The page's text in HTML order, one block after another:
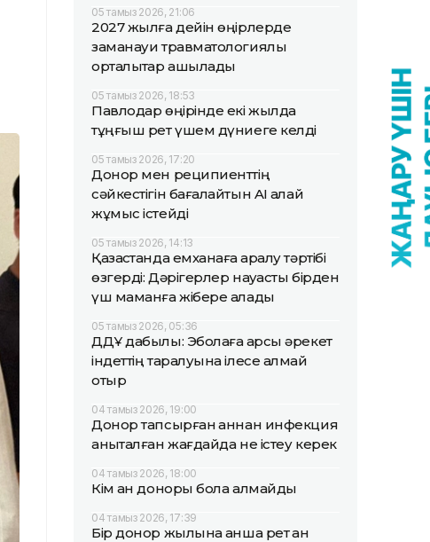
05 тамыз 2026, 21:06
2027 жылға дейін өңірлерде
заманауи травматологиялық
орталықтар ашылады
05 тамыз 2026, 18:53
Павлодар өңірінде екі жылда
тұңғыш рет үшем дүниеге келді
05 тамыз 2026, 17:20
Донор мен реципиенттің
сәйкестігін бағалайтын AI қалай
жұмыс істейді
05 тамыз 2026, 14:13
Қазақстанда емханаға қаралу тәртібі
өзгерді: Дәрігерлер науқасты бірден
үш маманға жібере алады
05 тамыз 2026, 05:36
ДДҰ дабылы: Эболаға қарсы әрекет
індеттің таралуына ілесе алмай
отыр
04 тамыз 2026, 19:00
Донор тапсырған қаннан инфекция
анықталған жағдайда не істеу керек
04 тамыз 2026, 18:00
Кім қан доноры бола алмайды
04 тамыз 2026, 17:39
Бір донор жылына қанша рет қан